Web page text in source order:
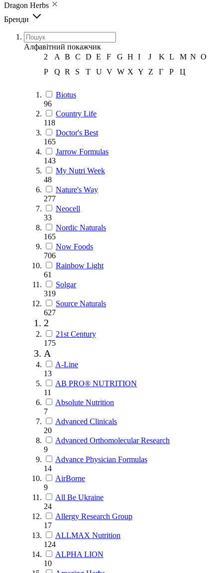
Dragon Herbs
Бренди
Алфавітний покажчик
2
A B C D E F G H I J K L M N O
P
Q R S T U V W X Y Z Г Р Ц
Biotus
96
Country Life
118
Doctor's Best
165
Jarrow Formulas
143
My Nutri Week
48
Nature's Way
277
Neocell
33
Nordic Naturals
165
Now Foods
706
Rainbow Light
61
Solgar
319
Source Naturals
627
2
21st Century
175
A
A-Line
13
AB PRO® NUTRITION
11
Absolute Nutrition
7
Advanced Clinicals
20
Advanced Orthomolecular Research
9
Advance Physician Formulas
14
AirBorne
9
All Be Ukraine
24
Allergy Research Group
17
ALLMAX Nutrition
124
ALPHA LION
10